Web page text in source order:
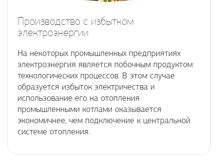
Производство с избытком
электроэнергии
На некоторых промышленных предприятиях
электроэнергия является побочным продуктом
технологических процессов. В этом случае
образуется избыток электричества и
использование его на отопления
промышленными котлами оказывается
экономичнее, чем подключение к центральной
системе отопления.